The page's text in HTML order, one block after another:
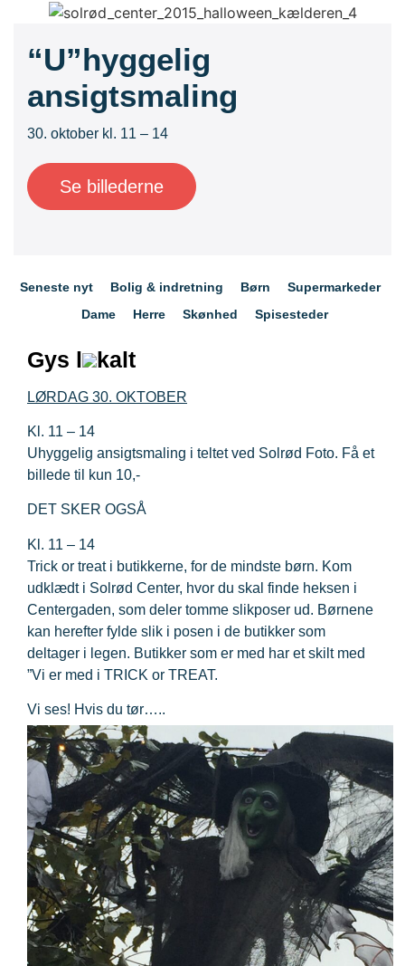
“U”hyggelig
ansigtsmaling
30. oktober kl. 11 – 14
Se billederne
Seneste nyt Bolig & indretning Børn
Supermarkeder
Dame
Herre Skønhed Spisesteder
Gys l kalt
LØRDAG 30. OKTOBER
Kl. 11 – 14
Uhyggelig ansigtsmaling i teltet ved Solrød Foto. Få et
billede til kun 10,-
DET SKER OGSÅ
Kl. 11 – 14
Trick or treat i butikkerne, for de mindste børn. Kom
udklædt i Solrød Center, hvor du skal finde heksen i
Centergaden, som deler tomme slikposer ud. Børnene
kan herefter fylde slik i posen i de butikker som
deltager i legen. Butikker som er med har et skilt med
”Vi er med i TRICK or TREAT.
Vi ses! Hvis du tør…..